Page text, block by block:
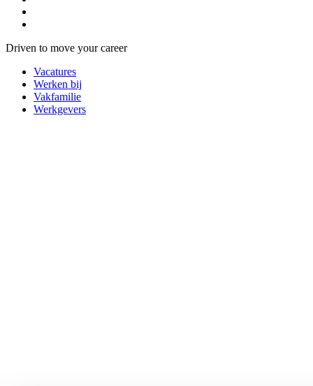
Driven to move your career
Vacatures
Werken bij
Vakfamilie
Werkgevers